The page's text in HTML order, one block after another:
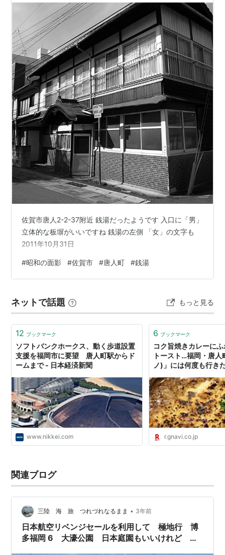
○リスト：駅キーワード
佐賀市唐人2-2-37附近 銭湯だったようです 入口に「男」
立体的な板塀がいいですね 銭湯の左側 「女」の文字も
2011年10月31日
#昭和の面影 #佐賀市 #唐人町 #銭湯
ネットで話題 もっと見る
12 ブックマーク
ソフトバンクホークス、動く歩道設置
支援を福岡市に要望 唐人町駅からド
ームまで - 日本経済新聞
www.nikkei.com
6 ブックマーク
コク旨焼きカレーに
トースト…福岡・唐
ノ)」には何度も行き
r.gnavi.co.jp
関連ブログ
三陸 海 旅 つれづれなるまま • 3年前
日本航空リベンジセールを利用して 極地行 博
多福岡 6 大濠公園 日本庭園もいいけれど 唐